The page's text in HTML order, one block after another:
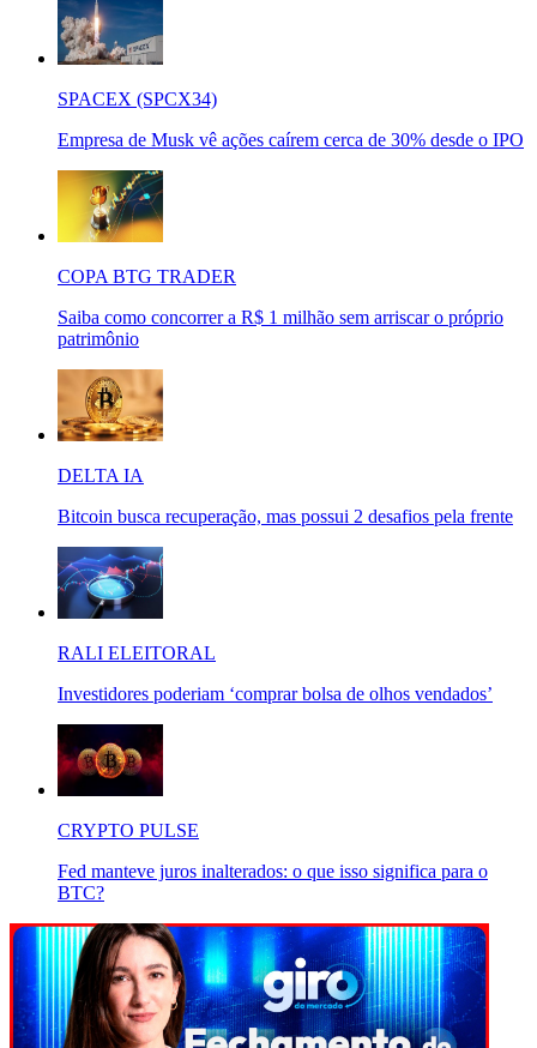
SPACEX (SPCX34)
Empresa de Musk vê ações caírem cerca de 30% desde o IPO
COPA BTG TRADER
Saiba como concorrer a R$ 1 milhão sem arriscar o próprio
patrimônio
DELTA IA
Bitcoin busca recuperação, mas possui 2 desafios pela frente
RALI ELEITORAL
Investidores poderiam ‘comprar bolsa de olhos vendados’
CRYPTO PULSE
Fed manteve juros inalterados: o que isso significa para o
BTC?